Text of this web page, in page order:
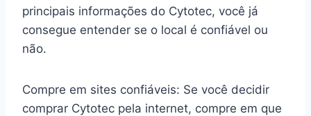
principais informações do Cytotec, você já
consegue entender se o local é confiável ou
não.
Compre em sites confiáveis: Se você decidir
comprar Cytotec pela internet, compre em que